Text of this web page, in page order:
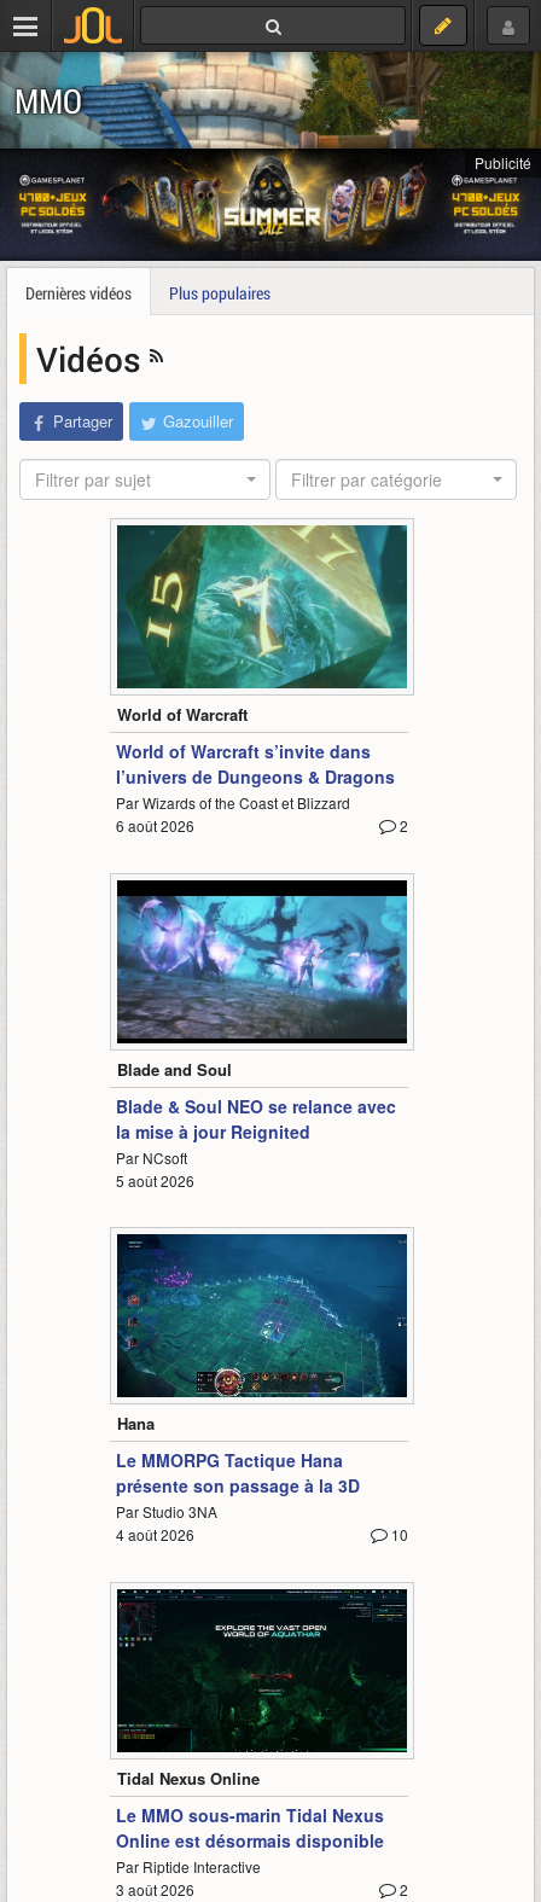
MMO
Publicité
Dernières vidéos Plus populaires
Vidéos
Partager Gazouiller
Filtrer par sujet Filtrer par catégorie
0:38
World of Warcraft
World of Warcraft s’invite dans
l’univers de Dungeons & Dragons
Par Wizards of the Coast et Blizzard
2
6 août 2026
Blade and Soul
Blade & Soul NEO se relance avec
la mise à jour Reignited
Par NCsoft
5 août 2026
0:51
Hana
Le MMORPG Tactique Hana
présente son passage à la 3D
Par Studio 3NA
10
4 août 2026
2:04
Tidal Nexus Online
Le MMO sous-marin Tidal Nexus
Online est désormais disponible
Par Riptide Interactive
2
3 août 2026